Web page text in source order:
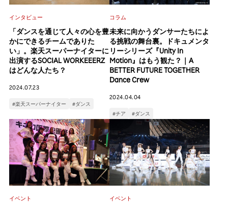
インタビュー
「ダンスを通じて人々の心を豊
かにできるチームでありた
い」。楽天スーパーナイターに
出演するSOCIAL WORKEEERZ
はどんな人たち？
2024.07.23
#楽天スーパーナイター #ダンス
コラム
未来に向かうダンサーたちによ
る挑戦の舞台裏。ドキュメンタ
リーシリーズ『Unity In
Motion』はもう観た？｜A
BETTER FUTURE TOGETHER
Dance Crew
2024.04.04
#チア #ダンス
イベント イベント